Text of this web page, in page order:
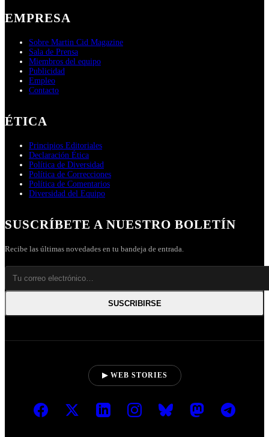
EMPRESA
Sobre Martin Cid Magazine
Sala de Prensa
Miembros del equipo
Publicidad
Empleo
Contacto
ÉTICA
Principios Editoriales
Declaración Ética
Política de Diversidad
Política de Correcciones
Política de Comentarios
Diversidad del Equipo
SUSCRÍBETE A NUESTRO BOLETÍN
Recibe las últimas novedades en tu bandeja de entrada.
SUSCRIBIRSE
▶ WEB STORIES